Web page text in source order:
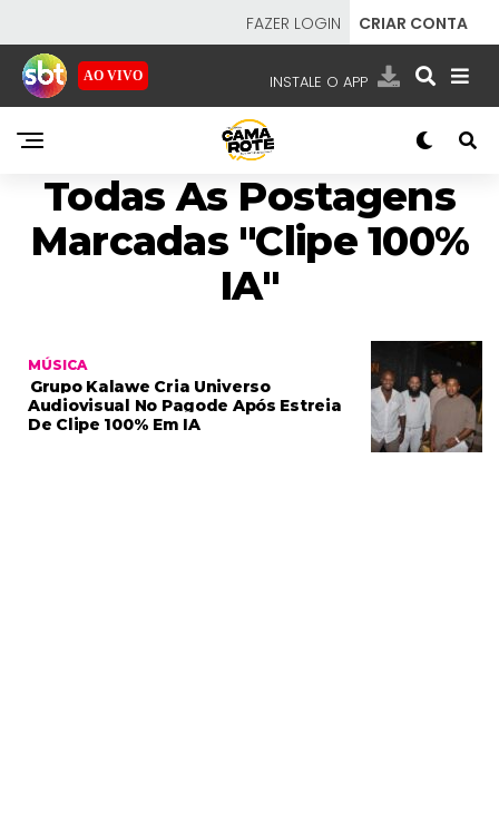
FAZER LOGIN CRIAR CONTA
AO VIVO INSTALE O APP
EMISSORAS
NOSSAS REDES APP TV SBT
Todas As Postagens
Marcadas "clipe 100%
IA"
MÚSICA
Grupo Kalawe Cria Universo
Audiovisual No Pagode Após Estreia
De Clipe 100% Em IA